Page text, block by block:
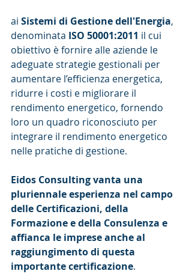
ai Sistemi di Gestione dell'Energia,
denominata ISO 50001:2011 il cui
obiettivo è fornire alle aziende le
adeguate strategie gestionali per
aumentare l’efficienza energetica,
ridurre i costi e migliorare il
rendimento energetico, fornendo
loro un quadro riconosciuto per
integrare il rendimento energetico
nelle pratiche di gestione.
Eidos Consulting vanta una
pluriennale esperienza nel campo
delle Certificazioni, della
Formazione e della Consulenza e
affianca le imprese anche al
raggiungimento di questa
importante certificazione.